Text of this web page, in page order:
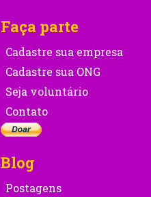
Faça parte
Cadastre sua empresa
Cadastre sua ONG
Seja voluntário
Contato
Blog
Postagens